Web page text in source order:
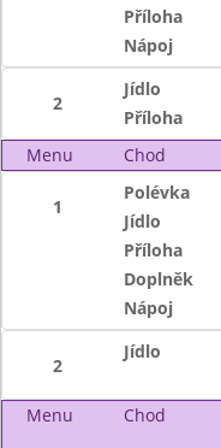
Příloha
Nápoj
2
Jídlo
Příloha
Menu
Chod
1
Polévka
Jídlo
Příloha
Doplněk
Nápoj
2
Jídlo
Menu Chod